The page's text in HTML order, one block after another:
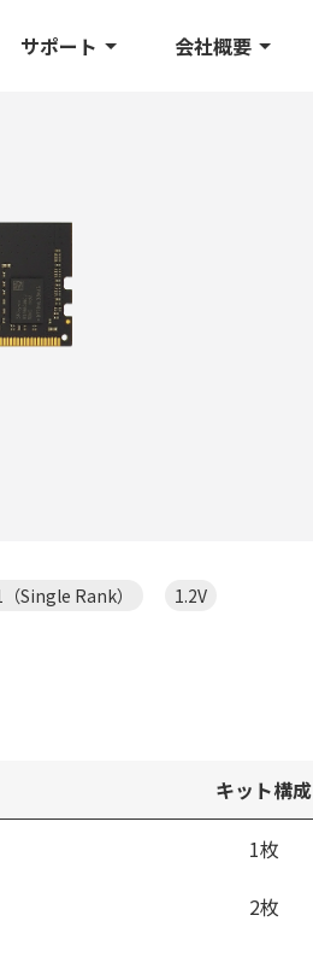
サポート 会社概要
（Single Rank） 1.2V
キット構成
1枚
2枚